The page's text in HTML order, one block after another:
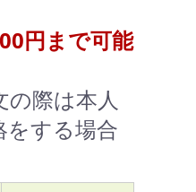
円まで可能
際は本人
をする場合